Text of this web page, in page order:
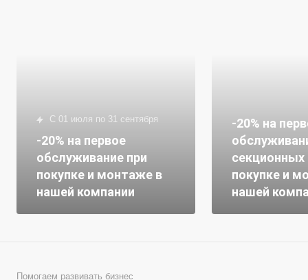
с 01 июля по 31 сентября
-20% на первое
обслуживание при
покупке и монтаже в
нашей компании
-20% на
секционных
покупке и
нашей
Помогаем развивать бизнес